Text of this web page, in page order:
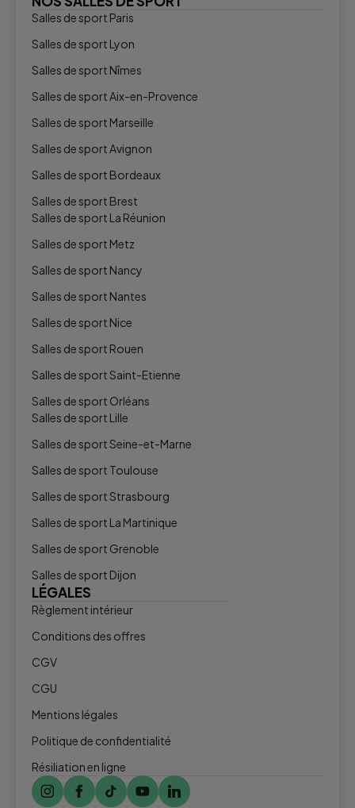
Salles de sport Paris
Salles de sport Lyon
Salles de sport Nîmes
Salles de sport Aix-en-Provence
Salles de sport Marseille
Salles de sport Avignon
Salles de sport Bordeaux
Salles de sport Brest
Salles de sport La Réunion
Salles de sport Metz
Salles de sport Nancy
Salles de sport Nantes
Salles de sport Nice
Salles de sport Rouen
Salles de sport Saint-Etienne
Salles de sport Orléans
Salles de sport Lille
Salles de sport Seine-et-Marne
Salles de sport Toulouse
Salles de sport Strasbourg
Salles de sport La Martinique
Salles de sport Grenoble
Salles de sport Dijon
LÉGALES
Règlement intérieur
Conditions des offres
CGV
CGU
Mentions légales
Politique de confidentialité
Résiliation en ligne